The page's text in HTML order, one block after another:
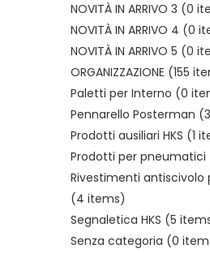
NOVITÀ IN ARRIVO 3 (0
NOVITÀ IN ARRIVO 4 (0
NOVITÀ IN ARRIVO 5 (0
ORGANIZZAZIONE (155
Paletti per Interno (0
Pennarello Posterman
Prodotti ausiliari HKS (1
Prodotti per pneumatici
Rivestimenti antiscivolo
(4 items)
Segnaletica HKS (5
Senza categoria (0